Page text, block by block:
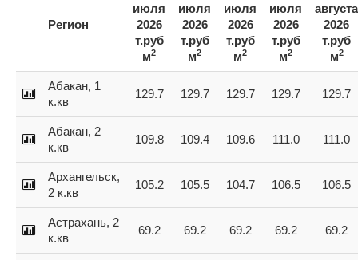
Регион
июля
2026
т.руб
м2
июля
2026
т.руб
м2
июля
2026
т.руб
м2
июля
2026
т.руб
м2
августа
2026
т.руб
м2
Абакан, 1
к.кв
129.7 129.7 129.7 129.7 129.7
Абакан, 2
к.кв
109.8 109.4 109.6 111.0 111.0
Архангельск,
2 к.кв
105.2 105.5 104.7 106.5 106.5
Астрахань, 2
к.кв
69.2 69.2 69.2 69.2 69.2